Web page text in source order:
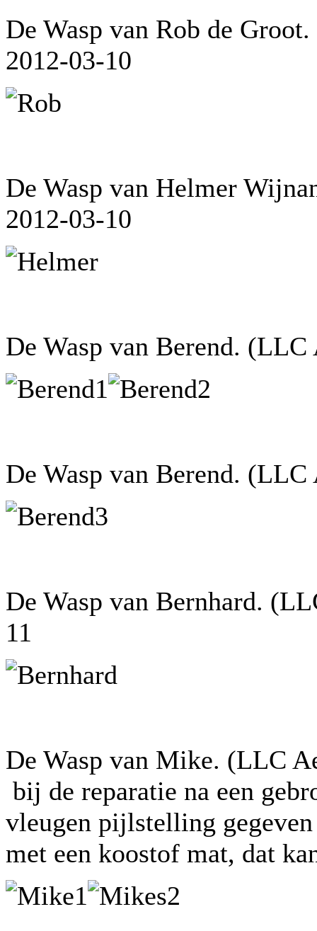
De Wasp van Rob de
2012-03-10
De Wasp van Helmer
2012-03-10
De Wasp van Berend.
De Wasp van Berend.
De Wasp van Bernhard.
11
De Wasp van Mike. (LLC
bij de reparatie na een
vleugen pijlstelling
met een koostof mat, dat